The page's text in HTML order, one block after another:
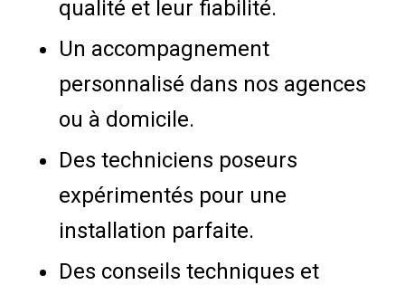
qualité et leur fiabilité.
Un accompagnement
personnalisé dans nos agences
ou à domicile.
Des techniciens poseurs
expérimentés pour une
installation parfaite.
Des conseils techniques et